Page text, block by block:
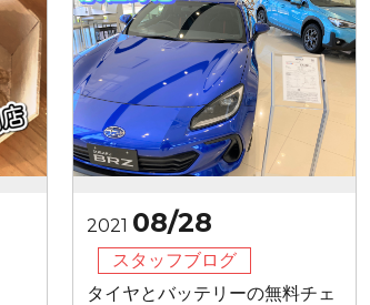
2021 08/28
スタッフブログ
タイヤとバッテリーの無料チェ